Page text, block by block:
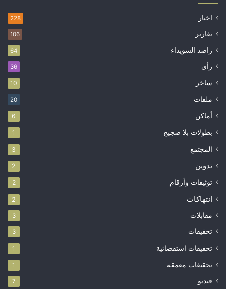
اخبار 228
تقارير 106
راصد السويداء 64
رأي 36
ساخر 10
ملفات 20
أماكن 6
بطولات بلا ضجيج 1
المجتمع 3
تدوين 2
توثيقات وأرقام 2
انتهاكات 2
مقابلات 3
تحقيقات 3
تحقيقات استقصائية 1
تحقيقات معمقة 1
فيديو 7